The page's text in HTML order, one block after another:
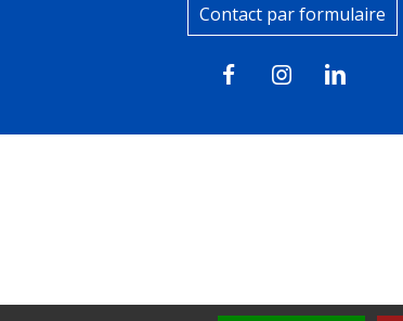
Contact par formulaire